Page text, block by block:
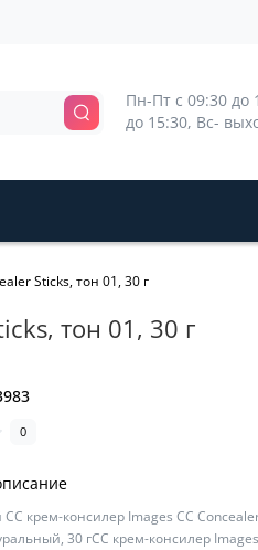
Пн-Пт с 09:30 до
до 15:30, Вс-
Sticks, тон 01, 30 г
тон 01, 30 г
0
крем-консилер Images CC
30 гСС крем-консилер